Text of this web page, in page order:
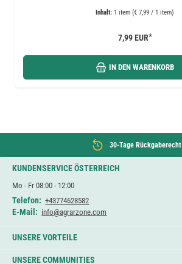
Inhalt: 1 item (€ 7,99 / 1 item)
7,99 EUR*
IN DEN WARENKORB
30-Tage Rückgaberecht
KUNDENSERVICE ÖSTERREICH
Mo - Fr 08:00 - 12:00
Telefon: +43774628582
E-Mail: info@agrarzone.com
UNSERE VORTEILE
UNSERE COMMUNITIES